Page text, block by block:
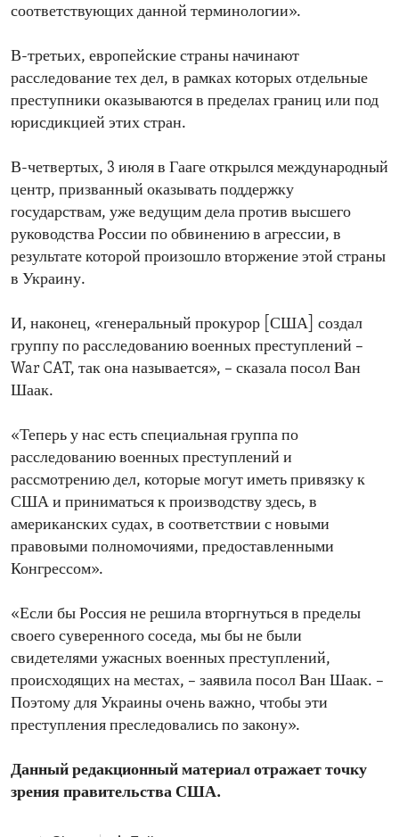
соответствующих данной терминологии».
В-третьих, европейские страны начинают
расследование тех дел, в рамках которых отдельные
преступники оказываются в пределах границ или под
юрисдикцией этих стран.
В-четвертых, 3 июля в Гааге открылся международный
центр, призванный оказывать поддержку
государствам, уже ведущим дела против высшего
руководства России по обвинению в агрессии, в
результате которой произошло вторжение этой страны
в Украину.
И, наконец, «генеральный прокурор [США] создал
группу по расследованию военных преступлений –
War CAT, так она называется», – сказала посол Ван
Шаак.
«Теперь у нас есть специальная группа по
расследованию военных преступлений и
рассмотрению дел, которые могут иметь привязку к
США и приниматься к производству здесь, в
американских судах, в соответствии с новыми
правовыми полномочиями, предоставленными
Конгрессом».
«Если бы Россия не решила вторгнуться в пределы
своего суверенного соседа, мы бы не были
свидетелями ужасных военных преступлений,
происходящих на местах, – заявила посол Ван Шаак. –
Поэтому для Украины очень важно, чтобы эти
преступления преследовались по закону».
Данный редакционный материал отражает точку
зрения правительства США.